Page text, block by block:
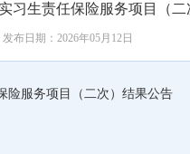
习生责任保险服务项目（
发布日期：2026年05月12日
险服务项目（二次）结果公告